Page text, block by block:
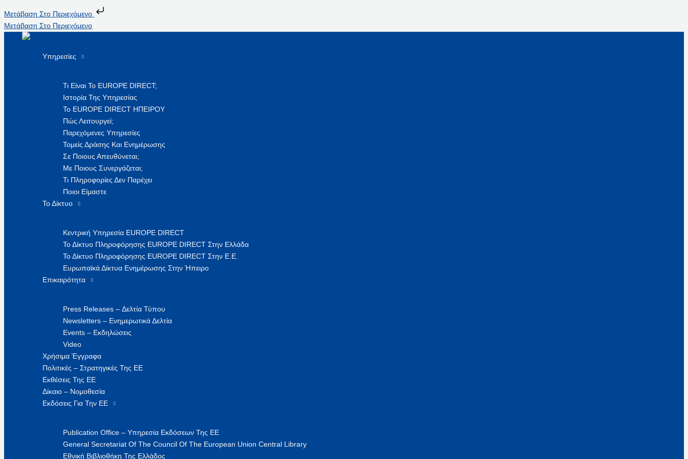
Μετάβαση Στο Περιεχόμενο
Μετάβαση Στο Περιεχόμενο
Υπηρεσίες
Τι Είναι Το EUROPE DIRECT;
Ιστορία Της Υπηρεσίας
Το EUROPE DIRECT ΗΠΕΙΡΟΥ
Πώς Λειτουργεί;
Παρεχόμενες Υπηρεσίες
Τομείς Δράσης Και Ενημέρωσης
Σε Ποιους Απευθύνεται;
Με Ποιους Συνεργάζεται;
Τι Πληροφορίες Δεν Παρέχει
Ποιοι Είμαστε
Το Δίκτυο
Κεντρική Υπηρεσία EUROPE DIRECT
Το Δίκτυο Πληροφόρησης EUROPE DIRECT Στην Ελλάδα
Το Δίκτυο Πληροφόρησης EUROPE DIRECT Στην Ε.Ε.
Ευρωπαϊκά Δίκτυα Ενημέρωσης Στην Ήπειρο
Επικαιρότητα
Press Releases – Δελτία Τύπου
Newsletters – Ενημερωτικά Δελτία
Events – Εκδηλώσεις
Video
Χρήσιμα Έγγραφα
Πολιτικές – Στρατηγικές Της ΕΕ
Εκθέσεις Της ΕΕ
Δίκαιο – Νομοθεσία
Εκδόσεις Για Την ΕΕ
Publication Office – Υπηρεσία Εκδόσεων Της ΕΕ
General Secretariat Of The Council Of The European Union Central Library
Εθνική Βιβλιοθήκη Της Ελλάδος